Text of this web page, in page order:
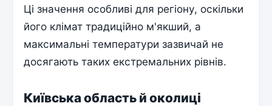
Ці значення особливі для регіону, оскільки
його клімат традиційно м'якший, а
максимальні температури зазвичай не
досягають таких екстремальних рівнів.
Київська область й околиці